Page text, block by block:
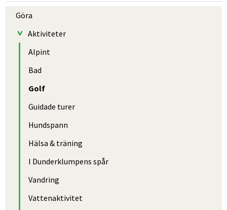
Göra
Aktiviteter
Alpint
Bad
Golf
Guidade turer
Hundspann
Hälsa & träning
I Dunder­klumpens spår
Vandring
Vattenaktivitet